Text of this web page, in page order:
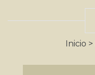
Inicio >